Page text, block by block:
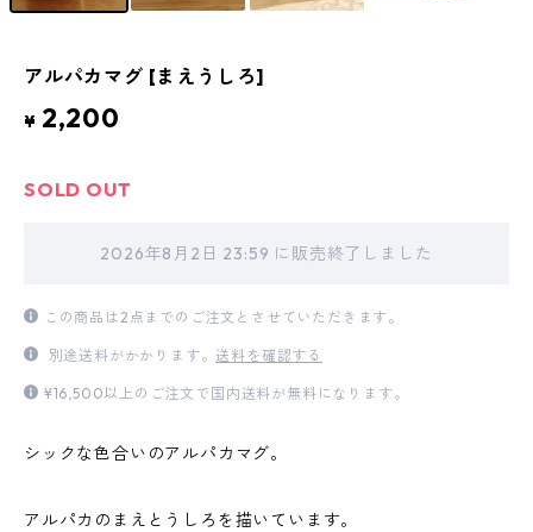
アルパカマグ [まえうしろ]
¥ 2,200
SOLD OUT
2026年8月2日 23:59 に販売終了しました
この商品は2点までのご注文とさせていただきます。
別途送料がかかります。送料を確認する
¥16,500以上のご注文で国内送料が無料になります。
シックな色合いのアルパカマグ。
アルパカのまえとうしろを描いています。